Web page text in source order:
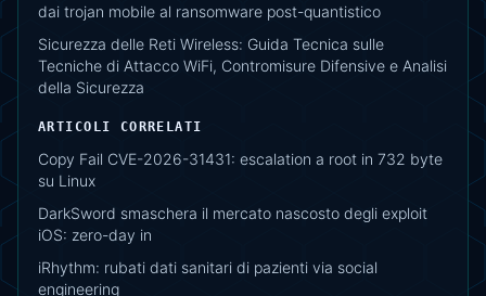
dai trojan mobile al ransomware post-quantistico
Sicurezza delle Reti Wireless: Guida Tecnica sulle
Tecniche di Attacco WiFi, Contromisure Difensive e Analisi
della Sicurezza
ARTICOLI CORRELATI
Copy Fail CVE-2026-31431: escalation a root in 732 byte
su Linux
DarkSword smaschera il mercato nascosto degli exploit
iOS: zero-day in
iRhythm: rubati dati sanitari di pazienti via social
engineering